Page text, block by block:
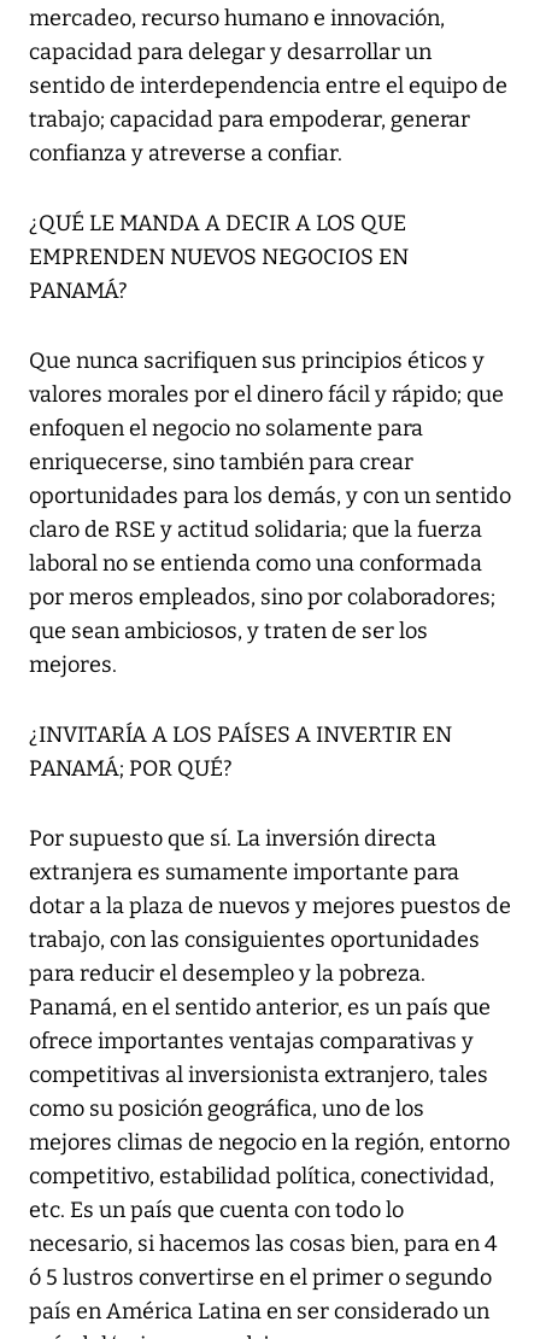
mercadeo, recurso humano e innovación,
capacidad para delegar y desarrollar un
sentido de interdependencia entre el equipo de
trabajo; capacidad para empoderar, generar
confianza y atreverse a confiar.
¿QUÉ LE MANDA A DECIR A LOS QUE
EMPRENDEN NUEVOS NEGOCIOS EN
PANAMÁ?
Que nunca sacrifiquen sus principios éticos y
valores morales por el dinero fácil y rápido; que
enfoquen el negocio no solamente para
enriquecerse, sino también para crear
oportunidades para los demás, y con un sentido
claro de RSE y actitud solidaria; que la fuerza
laboral no se entienda como una conformada
por meros empleados, sino por colaboradores;
que sean ambiciosos, y traten de ser los
mejores.
¿INVITARÍA A LOS PAÍSES A INVERTIR EN
PANAMÁ; POR QUÉ?
Por supuesto que sí. La inversión directa
extranjera es sumamente importante para
dotar a la plaza de nuevos y mejores puestos de
trabajo, con las consiguientes oportunidades
para reducir el desempleo y la pobreza.
Panamá, en el sentido anterior, es un país que
ofrece importantes ventajas comparativas y
competitivas al inversionista extranjero, tales
como su posición geográfica, uno de los
mejores climas de negocio en la región, entorno
competitivo, estabilidad política, conectividad,
etc. Es un país que cuenta con todo lo
necesario, si hacemos las cosas bien, para en 4
ó 5 lustros convertirse en el primer o segundo
país en América Latina en ser considerado un